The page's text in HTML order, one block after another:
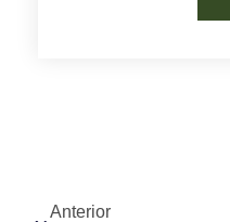
Anterior